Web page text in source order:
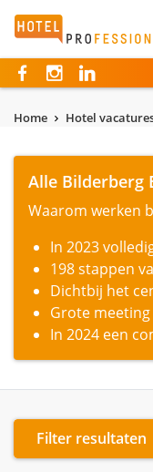
Hotelprofessionals
Home Hotel
Alle Bilderberg
Waarom werken
In 2023
198 stappen
Dichtbij het
Grote
In 2024 een
Filter resultaten